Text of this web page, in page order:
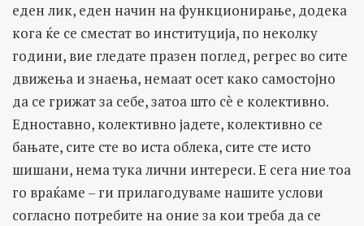
еден лик, еден начин на функционирање, додека
кога ќе се сместат во институција, по неколку
години, вие гледате празен поглед, регрес во сите
движења и знаења, немаат осет како самостојно
да се грижат за себе, затоа што сè е колективно.
Едноставно, колективно јадете, колективно се
бањате, сите сте во иста облека, сите сте исто
шишани, нема тука лични интереси. Е сега ние тоа
го враќаме – ги прилагодуваме нашите услови
согласно потребите на оние за кои треба да се